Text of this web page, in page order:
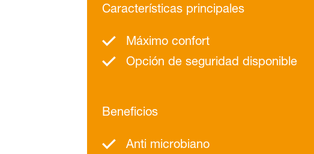
Características principales
Máximo confort
Opción de seguridad disponible
Beneficios
Anti microbiano